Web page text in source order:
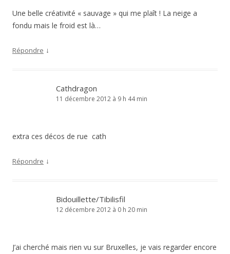
Une belle créativité « sauvage » qui me plaît ! La neige a
fondu mais le froid est là…
Répondre ↓
Cathdragon
11 décembre 2012 à 9 h 44 min
extra ces décos de rue cath
Répondre ↓
Bidouillette/Tibilisfil
12 décembre 2012 à 0 h 20 min
J’ai cherché mais rien vu sur Bruxelles, je vais regarder encore